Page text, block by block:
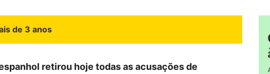
de 3 anos
retirou hoje todas as acusações de